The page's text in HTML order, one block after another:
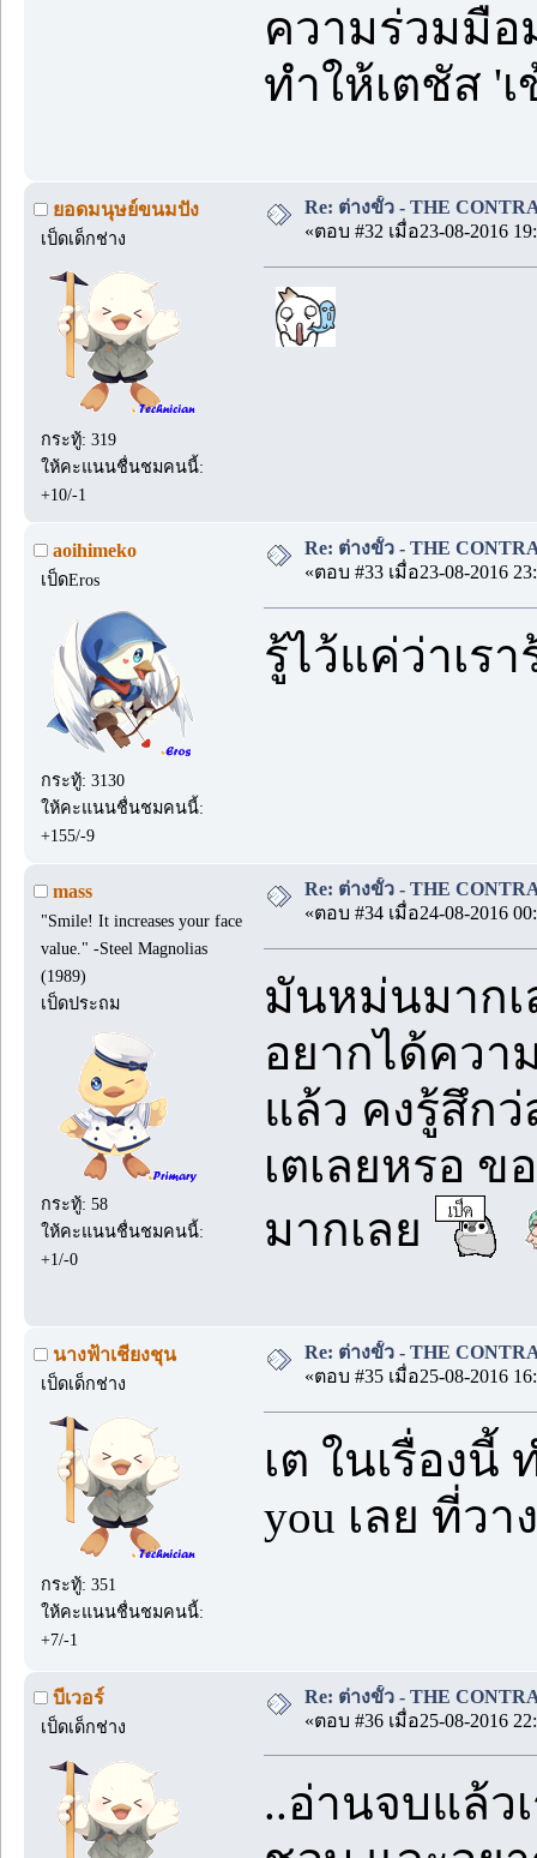
ความร่วมมื
ทำให้เตชัส '
ยอดมนุษย์ขนมปัง
เป็ดเด็กช่าง
กระทู้: 319
ให้คะแนนชื่นชมคนนี้:
+10/-1
Re: ต่างขั้ว - THE
«ตอบ #32 เมื่อ23-08-2016
aoihimeko
เป็ดEros
กระทู้: 3130
ให้คะแนนชื่นชมคนนี้:
+155/-9
Re: ต่างขั้ว - THE
«ตอบ #33 เมื่อ23-08-2016
รู้ไว้แค่ว่าเร
mass
"Smile! It increases your face
value." -Steel Magnolias
(1989)
เป็ดประถม
กระทู้: 58
ให้คะแนนชื่นชมคนนี้:
+1/-0
Re: ต่างขั้ว - THE
«ตอบ #34 เมื่อ24-08-2016
มันหม่นมากเ
อยากได้ควา
แล้ว คงรู้สึก
เตเลยหรอ
มากเลย
นางฟ้าเชียงชุน
เป็ดเด็กช่าง
กระทู้: 351
ให้คะแนนชื่นชมคนนี้:
+7/-1
Re: ต่างขั้ว - THE
«ตอบ #35 เมื่อ25-08-2016
เต ในเรื่องนี้
you เลย ที่ว
บีเวอร์
เป็ดเด็กช่าง
Re: ต่างขั้ว - THE
«ตอบ #36 เมื่อ25-08-2016
..อ่านจบแล้ว